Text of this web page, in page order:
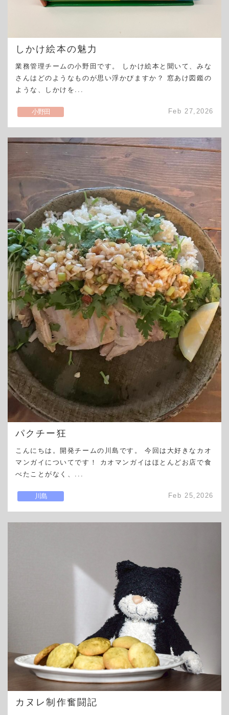
しかけ絵本の魅力
業務管理チームの小野田です。 しかけ絵本と聞いて、みな
さんはどのようなものが思い浮かびますか？ 窓あけ図鑑の
ような、しかけを...
小野田 Feb 27,2026
パクチー狂
こんにちは。開発チームの川島です。 今回は大好きなカオ
マンガイについてです！ カオマンガイはほとんどお店で食
べたことがなく、...
川島 Feb 25,2026
カヌレ制作奮闘記